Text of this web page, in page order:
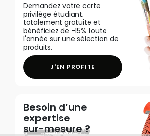
Demandez votre carte
privilège étudiant,
totalement gratuite et
bénéficiez de -15% toute
l'année sur une sélection de
produits.
J'EN PROFITE
Besoin d’une
expertise
sur-mesure ?